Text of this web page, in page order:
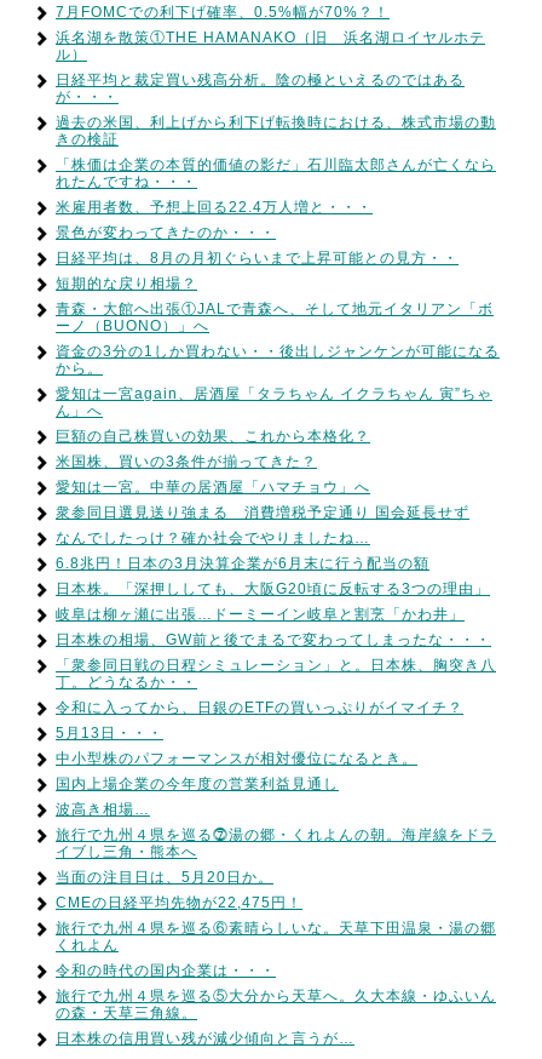
7月FOMCでの利下げ確率、0.5%幅が70%？！
浜名湖を散策①THE HAMANAKO（旧 浜名湖ロイヤルホテ
ル）
日経平均と裁定買い残高分析。陰の極といえるのではある
が・・・
過去の米国、利上げから利下げ転換時における、株式市場の動
きの検証
「株価は企業の本質的価値の影だ」石川臨太郎さんが亡くなら
れたんですね・・・
米雇用者数、予想上回る22.4万人増と・・・
景色が変わってきたのか・・・
日経平均は、8月の月初ぐらいまで上昇可能との見方・・
短期的な戻り相場？
青森・大館へ出張①JALで青森へ、そして地元イタリアン「ボ
ーノ（BUONO）」へ
資金の3分の1しか買わない・・後出しジャンケンが可能になる
から。
愛知は一宮again、居酒屋「タラちゃん イクラちゃん 寅”ちゃ
ん」へ
巨額の自己株買いの効果、これから本格化？
米国株、買いの3条件が揃ってきた？
愛知は一宮。中華の居酒屋「ハマチョウ」へ
衆参同日選見送り強まる 消費増税予定通り 国会延長せず
なんでしたっけ？確か社会でやりましたね…
6.8兆円！日本の3月決算企業が6月末に行う配当の額
日本株。「深押ししても、大阪G20頃に反転する3つの理由」
岐阜は柳ヶ瀬に出張…ドーミーイン岐阜と割烹「かわ井」
日本株の相場、GW前と後でまるで変わってしまったな・・・
「衆参同日戦の日程シミュレーション」と。日本株、胸突き八
丁。どうなるか・・
令和に入ってから、日銀のETFの買いっぷりがイマイチ？
5月13日・・・
中小型株のパフォーマンスが相対優位になるとき。
国内上場企業の今年度の営業利益見通し
波高き相場…
旅行で九州４県を巡る⓻湯の郷・くれよんの朝。海岸線をドラ
イブし三角・熊本へ
当面の注目日は、5月20日か。
CMEの日経平均先物が22,475円！
旅行で九州４県を巡る⑥素晴らしいな。天草下田温泉・湯の郷
くれよん
令和の時代の国内企業は・・・
旅行で九州４県を巡る⑤大分から天草へ。久大本線・ゆふいん
の森・天草三角線。
日本株の信用買い残が減少傾向と言うが…